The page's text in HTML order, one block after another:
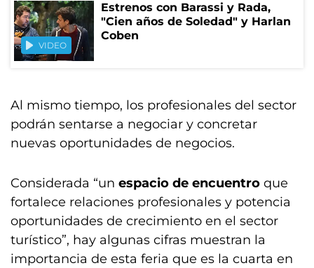
VIDEO
Estrenos con Barassi y Rada,
"Cien años de Soledad" y Harlan
Coben
Al mismo tiempo, los profesionales del sector
podrán sentarse a negociar y concretar
nuevas oportunidades de negocios.
Considerada “un espacio de encuentro que
fortalece relaciones profesionales y potencia
oportunidades de crecimiento en el sector
turístico”, hay algunas cifras muestran la
importancia de esta feria que es la cuarta en